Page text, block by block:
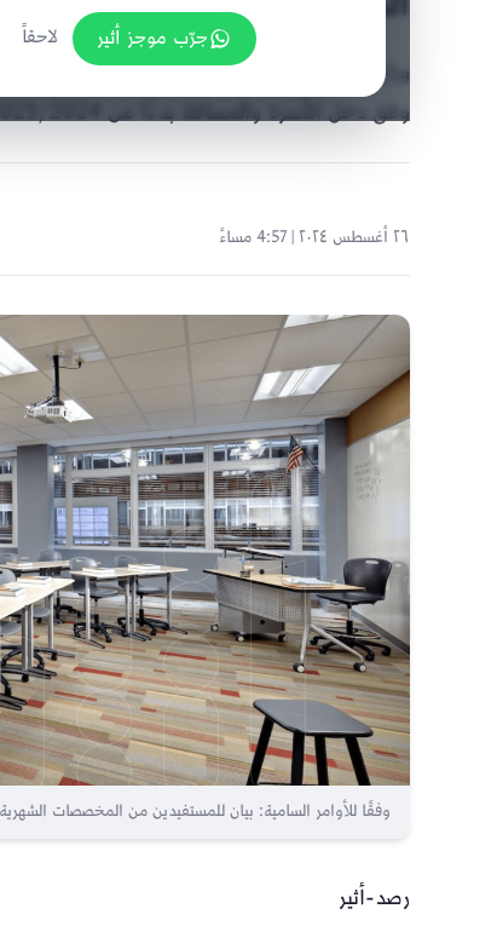
وفق دخل الأسرة والمسافة بدءًا من 2025/2024.
٢٦ أغسطس ٢٠٢٤ | 4:57 مساءً
وفقًا للأوامر السامية: بيان للمستفيدين من المخصصات
رصد-أثير
جرّب موجز أثير
لاحقاً